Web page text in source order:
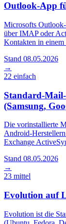
Outlook-App
Microsofts
über IMAP oder
Kontakten in
Stand 08.05.2026
→
22 einfach
Standard-
(Samsung,
Die vorinstallierte
Android-
Exchange
Stand 08.05.2026
→
23 mittel
Evolution auf
Evolution ist die